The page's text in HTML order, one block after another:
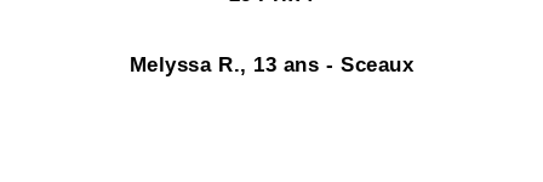
Melyssa R., 13 ans - Sceaux